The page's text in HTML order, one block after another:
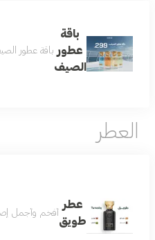
باقة
عطور
الصيف
باقة عطور
العطر
عطر
طويق
أفخم وأجمل